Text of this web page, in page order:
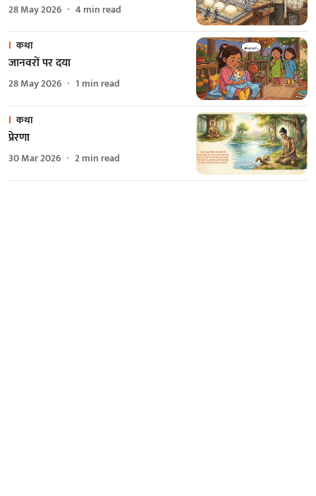
28 May 2026 4min read
कथा
जानवरों पर दया
28 May 2026 1 min read
कथा
प्रेरणा
30 Mar 2026 2min read